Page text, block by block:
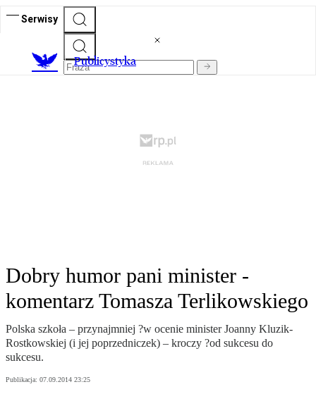
Serwisy
Publicystyka
Dobry humor pani minister -
komentarz Tomasza Terlikowskiego
Polska szkoła – przynajmniej ?w ocenie minister Joanny Kluzik-
Rostkowskiej (i jej poprzedniczek) – kroczy ?od sukcesu do
sukcesu.
Publikacja: 07.09.2014 23:25